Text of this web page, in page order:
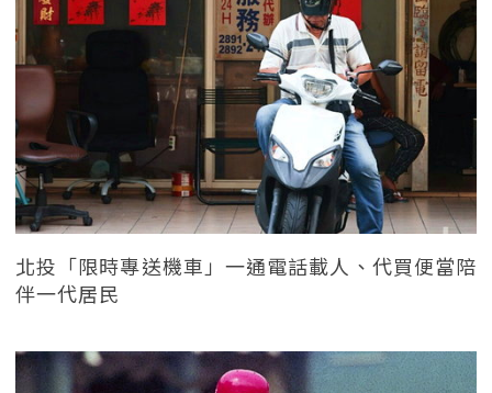
北投「限時專送機車」一通電話載人、代買便當陪
伴一代居民